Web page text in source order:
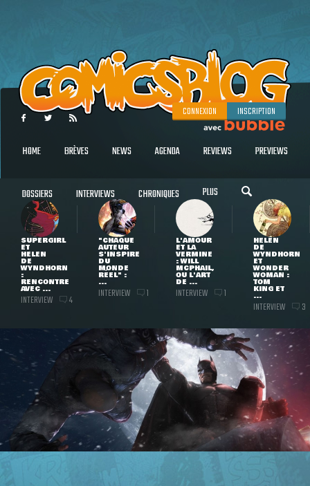
CONNEXION INSCRIPTION
HOME BRÈVES NEWS AGENDA REVIEWS PREVIEWS
DOSSIERS INTERVIEWS CHRONIQUES PLUS
SUPERGIRL
ET
HELEN
DE
WYNDHORN
:
RENCONTRE
AVEC ...
INTERVIEW 4
"CHAQUE
AUTEUR
S'INSPIRE
DU
MONDE
RÉEL" :
...
INTERVIEW 1
L'AMOUR
ET LA
VERMINE
: WILL
MCPHAIL,
OU L'ART
DE ...
INTERVIEW 1
HELEN
DE
WYNDHORN
ET
WONDER
WOMAN :
TOM
KING ET
...
INTERVIEW 3